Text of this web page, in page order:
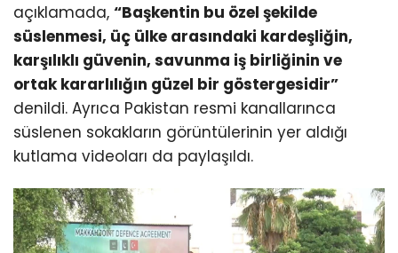
açıklamada, “Başkentin bu özel şekilde
süslenmesi, üç ülke arasındaki kardeşliğin,
karşılıklı güvenin, savunma iş birliğinin ve
ortak kararlılığın güzel bir göstergesidir”
denildi. Ayrıca Pakistan resmi kanallarınca
süslenen sokakların görüntülerinin yer aldığı
kutlama videoları da paylaşıldı.